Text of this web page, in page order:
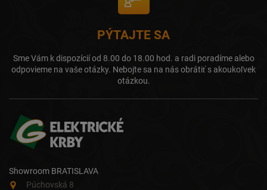
PÝTAJTE SA
Sme Vám k dispozícií od 8.00 do 18.00 hod. a radi poradíme alebo
odpovieme na vaše otázky. Nebojte sa na nás obrátiť s akoukoľvek
otázkou.
Showroom BRATISLAVA
Púchovská 8